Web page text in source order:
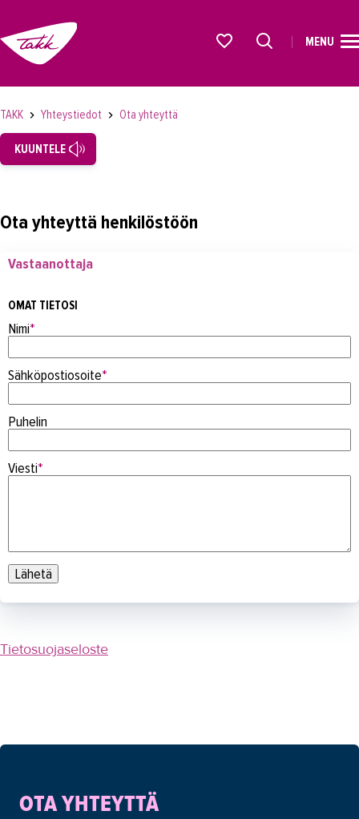
OPISKELIJAKSI
YRITYKSILLE
OMA TAKK
YHTEYSTIEDOT
Yhteystiedot
Näin saavut TAKKiin
Todistus kadoksissa?
Tietosuoja
MENU
TAKK Yhteystiedot Ota yhteyttä
KUUNTELE
Ota yhteyttä henkilöstöön
Vastaanottaja
OMAT TIETOSI
Nimi*
Sähköpostiosoite*
Puhelin
Viesti*
Tietosuojaseloste
OTA YHTEYTTÄ